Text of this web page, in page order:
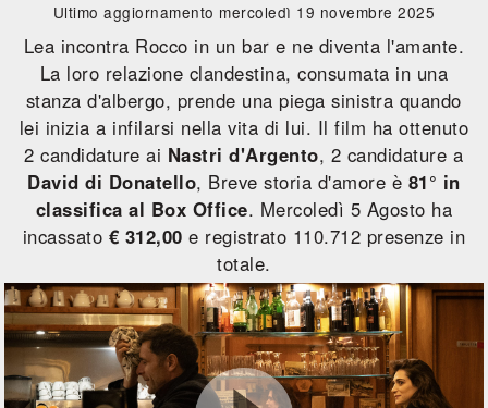
Ultimo aggiornamento mercoledì 19 novembre 2025
Lea incontra Rocco in un bar e ne diventa l'amante.
La loro relazione clandestina, consumata in una
stanza d'albergo, prende una piega sinistra quando
lei inizia a infilarsi nella vita di lui. Il film ha ottenuto
2 candidature ai Nastri d'Argento, 2 candidature a
David di Donatello, Breve storia d'amore è 81° in
classifica al Box Office. Mercoledì 5 Agosto ha
incassato € 312,00 e registrato 110.712 presenze in
totale.